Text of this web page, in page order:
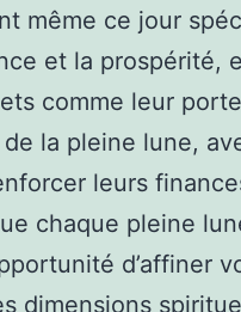
même ce jour
et la prospérité,
comme leur
la pleine lune,
leurs
chaque pleine
d’affiner
dimensions